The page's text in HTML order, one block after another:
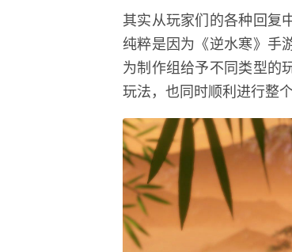
其实从玩家们的各种回复
纯粹是因为《逆水寒》手
为制作组给予不同类型的
玩法，也同时顺利进行整个